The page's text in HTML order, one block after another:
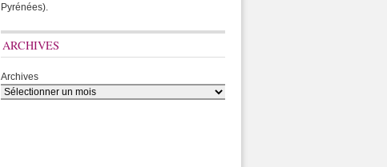
Pyrénées).
ARCHIVES
Archives